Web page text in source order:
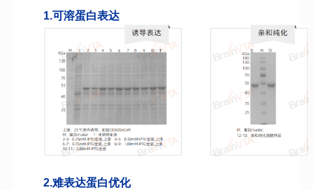
1.可溶蛋白表达
2.难表达蛋白优化